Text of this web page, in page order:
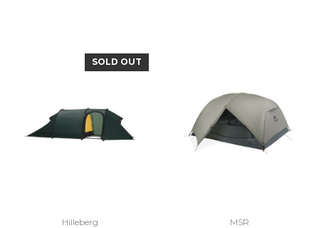
SOLD OUT
Hilleberg MSR